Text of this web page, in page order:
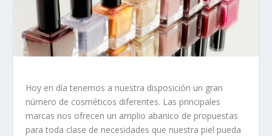
Hoy en día tenemos a nuestra disposición un gran
número de cosméticos diferentes. Las principales
marcas nos ofrecen un amplio abanico de propuestas
para toda clase de necesidades que nuestra piel pueda